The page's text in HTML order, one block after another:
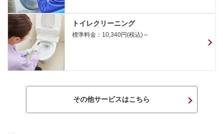
トイレクリーニング
標準料金：10,340円(税込)～
その他サービスはこちら